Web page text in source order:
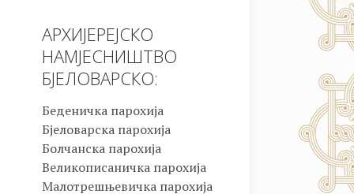
АРХИЈЕРЕЈСКО
НАМЈЕСНИШТВО
БЈЕЛОВАРСКО:
Беденичка парохија
Бјеловарска парохија
Болчанска парохија
Великописаничка парохија
Малотрешњевичка парохија